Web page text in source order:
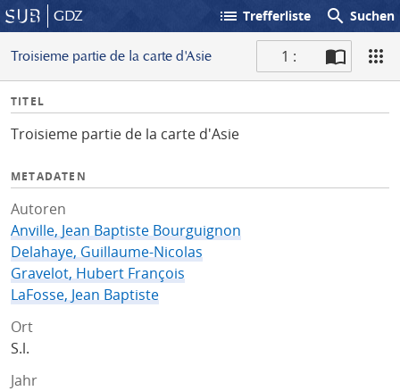
GDZ list Trefferliste search Suchen
Troisieme partie de la carte d'Asie 1 :
I
f
TITEL
Troisieme partie de la carte d'Asie
METADATEN
Autoren
Anville, Jean Baptiste Bourguignon
Delahaye, Guillaume-Nicolas
Gravelot, Hubert François
LaFosse, Jean Baptiste
Ort
S.l.
Jahr